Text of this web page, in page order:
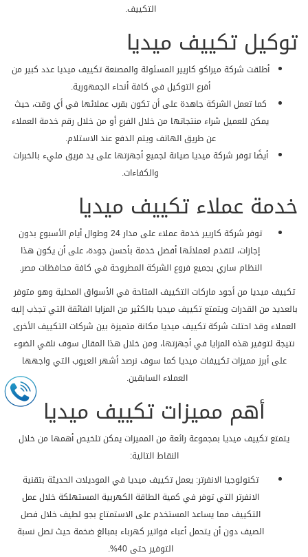
التكييف.
توکیل تكييف ميديا
أطلقت شركة ميراكو كاريير المسئولة والمصنعة تكييف ميديا عدد كبير من
أفرع التوكيل في كافة أنحاء الجمهورية.
كما تعمل الشركة جاهدة على أن تكون بقرب عملائها في أي وقت، حيث
يمكن للعميل شراء منتجاتها من خلال الفرع أو من خلال رقم خدمة العملاء
عن طريق الهاتف ويتم الدفع عند الاستلام.
أيضًا توفر شركة ميديا صيانة لجميع أجهزتها على يد فريق مليء بالخبرات
والكفاءات.
خدمة عملاء تكييف ميديا
توفر شركة كاريير خدمة عملاء على مدار 24 وطوال أيام الأسبوع بدون
إجازات، لتقدم لعملائها أفضل خدمة بأحسن جودة، على أن يكون هذا
النظام ساري بجميع فروع الشركة المطروحة في كافة محافظات مصر.
تكييف ميديا من أجود ماركات التكييف المتاحة في الأسواق المحلية وهو متوفر
بالعديد من القدرات ويتمتع تكييف ميديا بالكثير من المزايا الفائقة التي تجذب إليه
العملاء وقد احتلت شركة تكييف ميديا مكانة متميزة بين شركات التكييف الأخرى
نتيجة لتوفير هذه المزايا في أجهزتها، ومن خلال هذا المقال سوف نلقي الضوء
على أبرز مميزات تكييفات ميديا كما سوف نرصد أشهر العيوب التي واجهها
العملاء السابقين.
أهم مميزات تكييف ميديا
يتمتع تكييف ميديا بمجموعة رائعة من المميزات يمكن تلخيص أهمها من خلال
النقاط التالية:
تكنولوجيا الانفرتر: يعمل تكييف ميديا في الموديلات الحديثة بتقنية
الانفرتر التي توفر في كمية الطاقة الكهربية المستهلكة خلال عمل
التكييف مما يساعد المستخدم على الاستمتاع بجو لطيف خلال فصل
الصيف دون أن يتحمل أعباء فواتير كهرباء بمبالغ ضخمة حيث تصل نسبة
التوفير حتى 40%.